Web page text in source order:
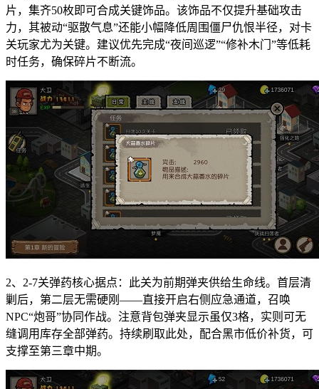
片，集齐50枚即可合成关键饰品。该饰品不仅提升基础攻击
力，其被动“驱散气息”还能小幅降低周围僵尸仇恨半径，对卡
关玩家尤为关键。建议优先完成“夜间巡逻”“修补木门”等低耗
时任务，确保碎片不断流。
2、2-7关弹药核心据点：此关为前期弹夹供给生命线。首层清
剿后，第二层无需硬刚——直接开启右侧应急通道，召唤
NPC“炮哥”协同作战。注意背包弹夹显示虽仅3格，实则可无
缝调用库存全部弹药。持续刷取此处，配合黑市低价补货，可
支撑至第三章中期。